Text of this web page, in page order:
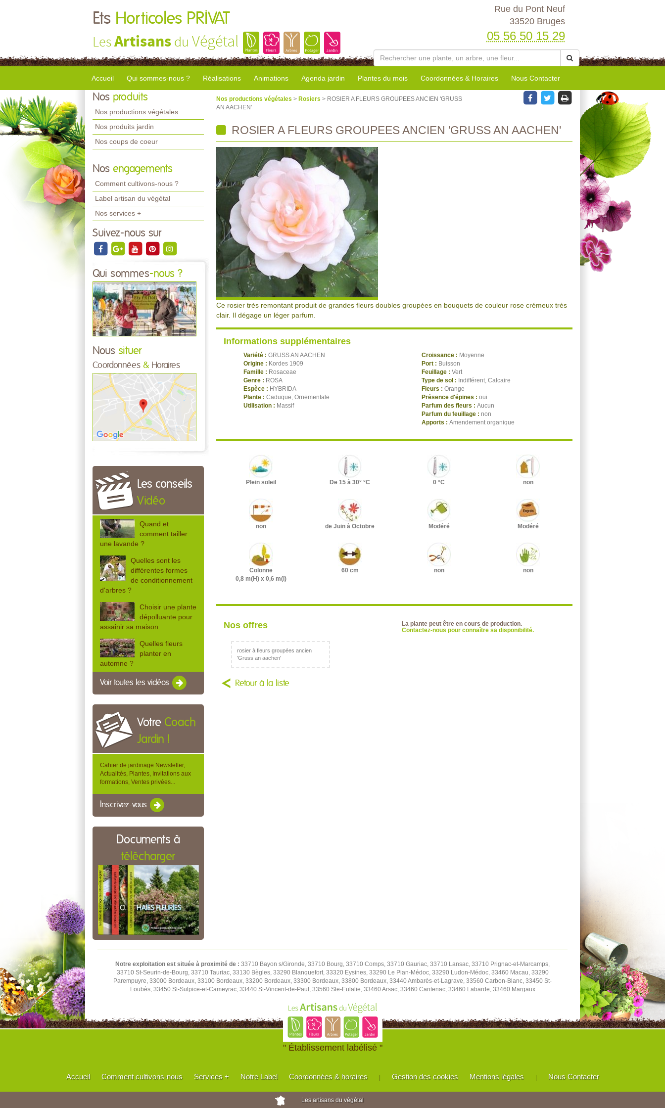
Ets Horticoles PRIVAT
LesArtisans du Végétal
Rue du Pont Neuf
33520 Bruges
05 56 50 15 29
Accueil Qui sommes-nous ? Réalisations Animations Agenda jardin Plantes du mois Coordonnées & Horaires Nous Contacter
Nos produits
Nos productions végétales
Nos produits jardin
Nos coups de coeur
Nos engagements
Comment cultivons-nous ?
Label artisan du végétal
Nos services +
Suivez-nous sur
Qui sommes-nous ?
Nous situer
Coordonnées & Horaires
Les conseils
Vidéo
Quand et
comment tailler
une lavande ?
Quelles sont les
différentes formes
de conditionnement
d'arbres ?
Choisir une plante
dépolluante pour
assainir sa maison
Quelles fleurs
planter en
automne ?
Voir toutes les vidéos
Votre Coach
Jardin !
Cahier de jardinage Newsletter,
Actualités, Plantes, Invitations aux
formations, Ventes privées...
Inscrivez-vous
Documents à
télécharger
Nos productions végétales > Rosiers > ROSIER A FLEURS GROUPEES ANCIEN 'GRUSS
AN AACHEN'
ROSIER A FLEURS GROUPEES ANCIEN 'GRUSS AN AACHEN'
Ce rosier très remontant produit de grandes fleurs doubles groupées en bouquets de couleur rose crémeux très
clair. Il dégage un léger parfum.
Informations supplémentaires
Variété : GRUSS AN AACHEN
Origine : Kordes 1909
Famille : Rosaceae
Genre : ROSA
Espèce : HYBRIDA
Plante : Caduque, Ornementale
Utilisation : Massif
Croissance : Moyenne
Port : Buisson
Feuillage : Vert
Type de sol : Indifférent, Calcaire
Fleurs : Orange
Présence d'épines : oui
Parfum des fleurs : Aucun
Parfum du feuillage : non
Apports : Amendement organique
Plein soleil De 15 à 30° °C 0 °C non
non de Juin à Octobre Modéré Modéré
Colonne
0,8 m(H) x 0,6 m(l)
60 cm non non
Nos offres
La plante peut être en cours de production.
Contactez-nous pour connaître sa disponibilité.
rosier à fleurs groupées ancien
'Gruss an aachen'
Retour à la liste
Notre exploitation est située à proximité de : 33710 Bayon s/Gironde, 33710 Bourg, 33710 Comps, 33710 Gauriac, 33710 Lansac, 33710 Prignac-et-Marcamps,
33710 St-Seurin-de-Bourg, 33710 Tauriac, 33130 Bègles, 33290 Blanquefort, 33320 Eysines, 33290 Le Pian-Médoc, 33290 Ludon-Médoc, 33460 Macau, 33290
Parempuyre, 33000 Bordeaux, 33100 Bordeaux, 33200 Bordeaux, 33300 Bordeaux, 33800 Bordeaux, 33440 Ambarès-et-Lagrave, 33560 Carbon-Blanc, 33450 St-
Loubès, 33450 St-Sulpice-et-Cameyrac, 33440 St-Vincent-de-Paul, 33560 Ste-Eulalie, 33460 Arsac, 33460 Cantenac, 33460 Labarde, 33460 Margaux
" Établissement labélisé "
Accueil Comment cultivons-nous Services + Notre Label Coordonnées & horaires | Gestion des cookies Mentions légales | Nous Contacter
Les artisans du végétal